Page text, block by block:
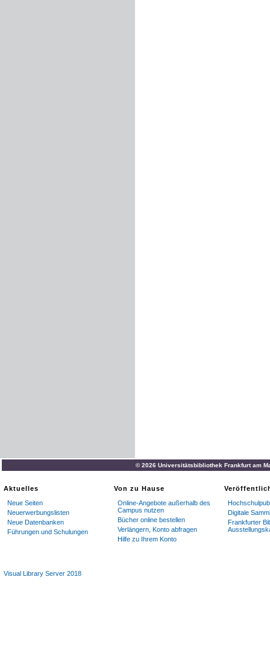
© 2026 Universitätsbibliothek Frankfurt am
Aktuelles
Neue Seiten
Neuerwerbungslisten
Neue Datenbanken
Führungen und Schulungen
Von zu Hause
Online-Angebote außerhalb des
Campus nutzen
Bücher online bestellen
Verlängern, Konto abfragen
Hilfe zu Ihrem Konto
Digitale
Frankfurter
Visual Library Server 2018